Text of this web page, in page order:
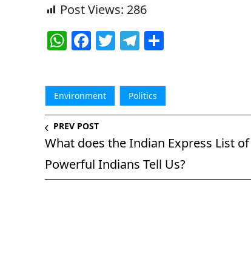
Post Views: 286
W
at
s
A
p
p
F
c
e
b
o
o
k
T
itt
er
T
e
g
ra
m
S
ar
e
Environment Politics
PREV POST
What does the Indian Express List
Powerful Indians Tell Us?